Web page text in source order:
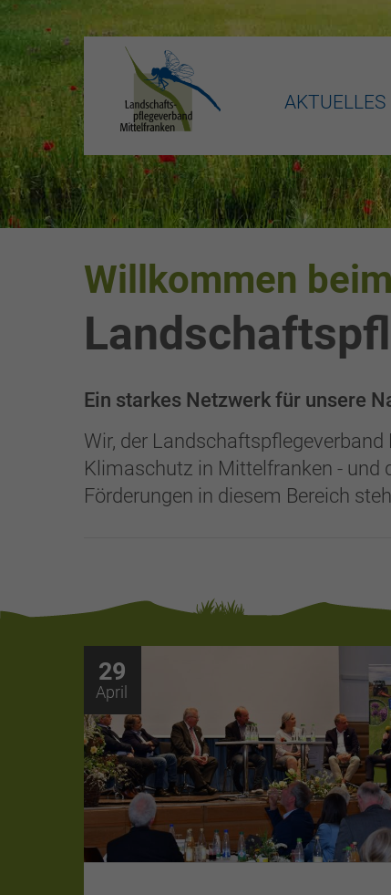
AKTUELLES
Willkommen beim
Ein starkes Netzwerk für unsere
Wir, der
Klimaschutz in Mittelfranken - und
Förderungen in diesem Bereich
29
April